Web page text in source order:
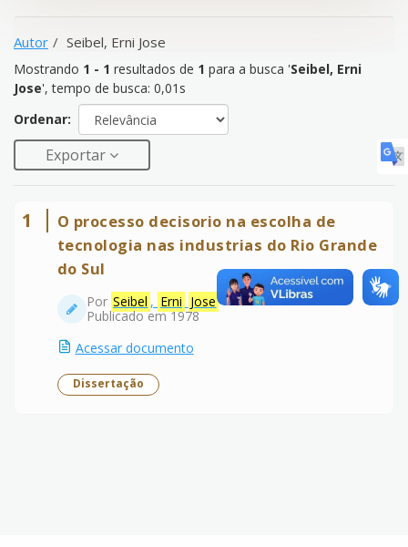
Autor Seibel, Erni Jose
Mostrando 1 - 1 resultados de 1 para a busca 'Seibel, Erni
Jose', tempo de busca: 0,01s
Ordenar:
Exportar
1
O processo decisorio na escolha de
tecnologia nas industrias do Rio Grande
do Sul
Por Seibel , Erni Jose
Publicado em 1978
Acessar documento
Dissertação